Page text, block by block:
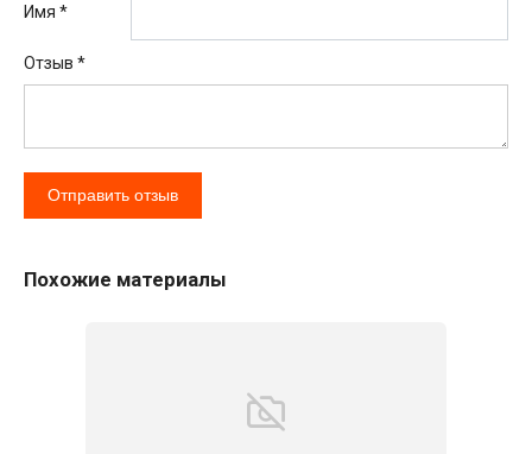
Имя *
Отзыв *
Похожие материалы